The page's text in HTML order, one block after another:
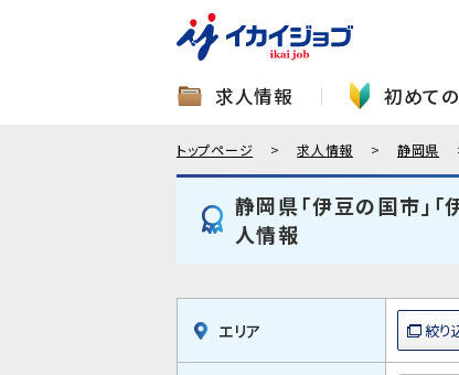
求人情報 初めて
トップページ 求人情報 静岡県
静岡県「伊豆の国市」「
人情報
エリア